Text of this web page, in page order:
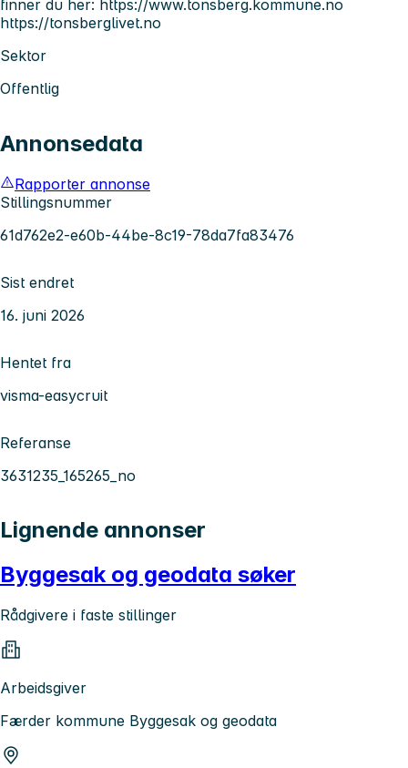
finner du her: https://www.tonsberg.kommune.no
https://tonsberglivet.no
Sektor
Offentlig
Annonsedata
Rapporter annonse
Stillingsnummer
61d762e2-e60b-44be-8c19-78da7fa83476
Sist endret
16. juni 2026
Hentet fra
visma-easycruit
Referanse
3631235_165265_no
Lignende annonser
Byggesak og geodata søker
Rådgivere i faste stillinger
Arbeidsgiver
Færder kommune Byggesak og geodata